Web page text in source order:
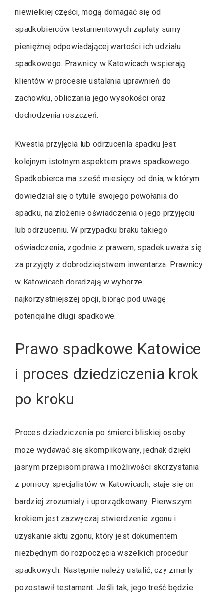
niewielkiej części, mogą domagać się od
spadkobierców testamentowych zapłaty sumy
pieniężnej odpowiadającej wartości ich udziału
spadkowego. Prawnicy w Katowicach wspierają
klientów w procesie ustalania uprawnień do
zachowku, obliczania jego wysokości oraz
dochodzenia roszczeń.
Kwestia przyjęcia lub odrzucenia spadku jest
kolejnym istotnym aspektem prawa spadkowego.
Spadkobierca ma sześć miesięcy od dnia, w którym
dowiedział się o tytule swojego powołania do
spadku, na złożenie oświadczenia o jego przyjęciu
lub odrzuceniu. W przypadku braku takiego
oświadczenia, zgodnie z prawem, spadek uważa się
za przyjęty z dobrodziejstwem inwentarza. Prawnicy
w Katowicach doradzają w wyborze
najkorzystniejszej opcji, biorąc pod uwagę
potencjalne długi spadkowe.
Prawo spadkowe Katowice
i proces dziedziczenia krok
po kroku
Proces dziedziczenia po śmierci bliskiej osoby
może wydawać się skomplikowany, jednak dzięki
jasnym przepisom prawa i możliwości skorzystania
z pomocy specjalistów w Katowicach, staje się on
bardziej zrozumiały i uporządkowany. Pierwszym
krokiem jest zazwyczaj stwierdzenie zgonu i
uzyskanie aktu zgonu, który jest dokumentem
niezbędnym do rozpoczęcia wszelkich procedur
spadkowych. Następnie należy ustalić, czy zmarły
pozostawił testament. Jeśli tak, jego treść będzie